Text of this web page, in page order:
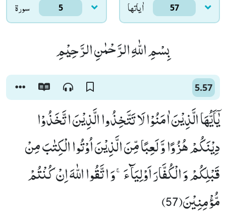
سورۃ 5 اٰياتها 57
بِسْمِ اللّٰهِ الرَّحْمٰنِ الرَّحِیْمِ
5.57
یٰۤاَیُّهَا الَّذِیْنَ اٰمَنُوْا لَا تَتَّخِذُوا الَّذِیْنَ اتَّخَذُوْا
دِیْنَكُمْ هُزُوًا وَّ لَعِبًا مِّنَ الَّذِیْنَ اُوْتُوا الْكِتٰبَ مِنْ
قَبْلِكُمْ وَ الْكُفَّارَ اَوْلِیَآءَۚ-وَ اتَّقُوا اللّٰهَ اِنْ كُنْتُمْ
مُّؤْمِنِیْنَ(57)